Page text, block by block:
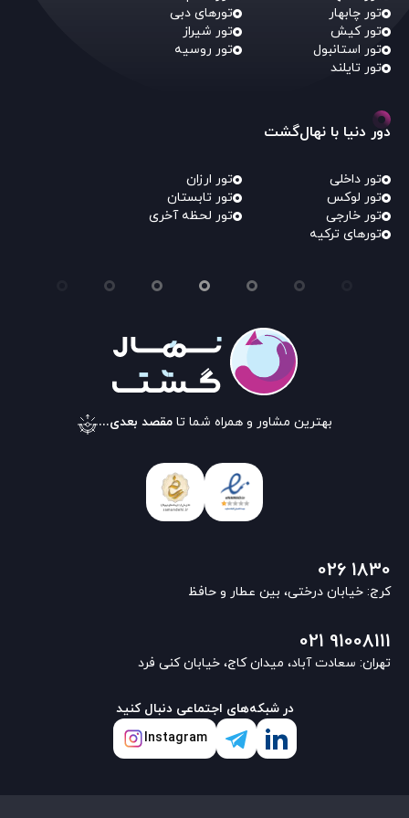
تور چابهار
تورهای دبی
تور کیش
تور شیراز
تور استانبول
تور روسیه
تور تایلند
دور دنیا با نهال‌گشت
تور داخلی
تور ارزان
تور لوکس
تور تابستان
تور خارجی
تور لحظه آخری
تورهای ترکیه
بهترین مشاور و همراه شما تا مقصد بعدی...
026 1830
کرج: خیابان درختی، بین عطار و حافظ
021 91008111
تهران: سعادت آباد، میدان کاج، خیابان کنی فرد
در شبکه‌های اجتماعی دنبال کنید
Instagram